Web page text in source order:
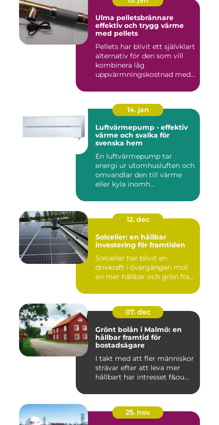
Ulma pelletsbrännare
effektiv och trygg värme
med pellets
Pellets har blivit ett självklart
alternativ för den som vill
kombinera låg
uppvärmningskostnad med
14. jan
Luftvärmepump - effektiv
värme och svalka för
svenska hem
En luftvärmepump tar
energi ur utomhusluften och
omvandlar den till värme
eller kyla inomh...
12. dec
Solceller: en hållbar
investering för framtiden
Solceller har blivit en
drivkraft i övergången mot
en mer hållbar och grön fra...
07. dec
Grönt bolån i Malmö: en
hållbar framtid för
bostadsägare
I takt med att fler människor
strävar efter att leva mer
hållbart har intresset f&ou...
25. nov